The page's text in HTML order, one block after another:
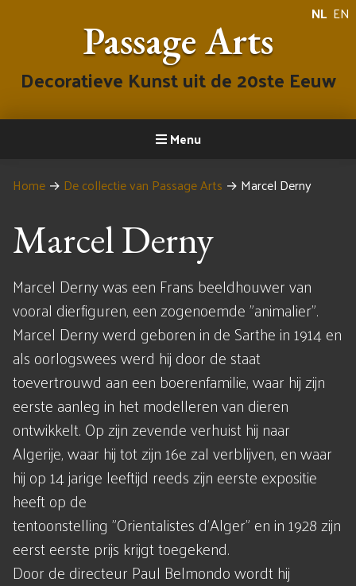
NL EN
Passage Arts
Decoratieve Kunst uit de 20ste Eeuw
Menu
Home → De collectie van Passage Arts → Marcel Derny
Marcel Derny
Marcel Derny was een Frans beeldhouwer van
vooral dierfiguren, een zogenoemde "animalier".
Marcel Derny werd geboren in de Sarthe in 1914 en
als oorlogswees werd hij door de staat
toevertrouwd aan een boerenfamilie, waar hij zijn
eerste aanleg in het modelleren van dieren
ontwikkelt. Op zijn zevende verhuist hij naar
Algerije, waar hij tot zijn 16e zal verblijven, en waar
hij op 14 jarige leeftijd reeds zijn eerste expositie
heeft op de
tentoonstelling "Orientalistes d'Alger" en in 1928 zijn
eerst eerste prijs krijgt toegekend.
Door de directeur Paul Belmondo wordt hij